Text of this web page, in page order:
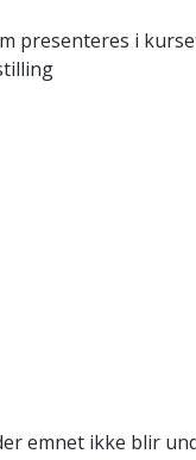
presenteres i
emnet ikke blir